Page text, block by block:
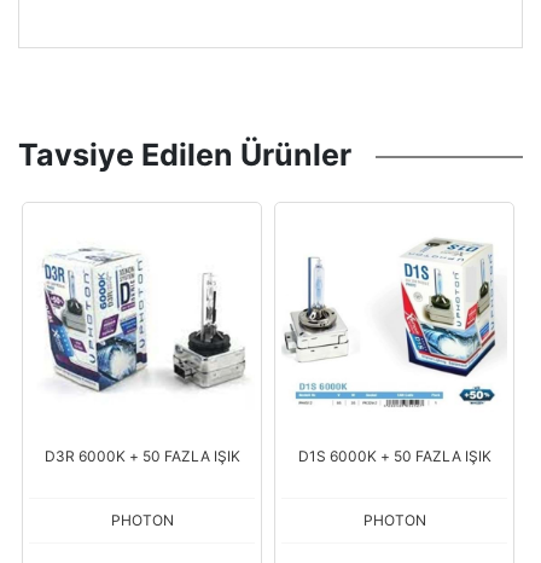
Tavsiye Edilen Ürünler
D3R 6000K + 50 FAZLA IŞIK
PHOTON
D1S 6000K + 50 FAZLA IŞIK
PHOTON